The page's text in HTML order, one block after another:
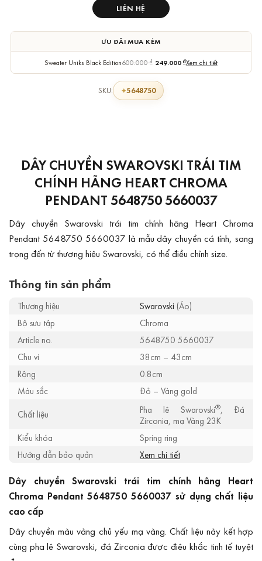
LIÊN HỆ
ƯU ĐÃI MUA KÈM
Sweater Uniks Black Edition600.000₫ 249.000 ₫Xem chi tiết
SKU: 5648750
DÂY CHUYỀN SWAROVSKI TRÁI TIM
CHÍNH HÃNG HEART CHROMA
PENDANT 5648750 5660037
Dây chuyền Swarovski trái tim chính hãng Heart Chroma
Pendant 5648750 5660037 là mẫu dây chuyền cá tính, sang
trọng đến từ thương hiệu Swarovski, có thể điều chỉnh size.
Thông tin sản phẩm
Thương hiệu Swarovski (Áo)
Bộ sưu tập
Chroma
Article no.
5648750 5660037
Chu vi
38cm – 43cm
Rộng
0.8cm
Màu sắc
Đỏ – Vàng gold
Chất liệu
Pha lê Swarovski®, Đá
Zirconia, mạ Vàng 23K
Kiểu khóa
Spring ring
Hướng dẫn bảo quản
Xem chi tiết
Dây chuyền Swarovski trái tim chính hãng Heart
Chroma Pendant 5648750 5660037 sử dụng chất liệu
cao cấp
Dây chuyền màu vàng chủ yếu mạ vàng. Chất liệu này kết hợp
cùng pha lê Swarovski, đá Zirconia được điêu khắc tinh tế tuyệt